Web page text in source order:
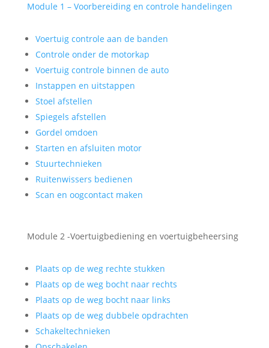
Module 1 – Voorbereiding en controle handelingen
Voertuig controle aan de banden
Controle onder de motorkap
Voertuig controle binnen de auto
Instappen en uitstappen
Stoel afstellen
Spiegels afstellen
Gordel omdoen
Starten en afsluiten motor
Stuurtechnieken
Ruitenwissers bedienen
Scan en oogcontact maken
Module 2 -Voertuigbediening en voertuigbeheersing
Plaats op de weg rechte stukken
Plaats op de weg bocht naar rechts
Plaats op de weg bocht naar links
Plaats op de weg dubbele opdrachten
Schakeltechnieken